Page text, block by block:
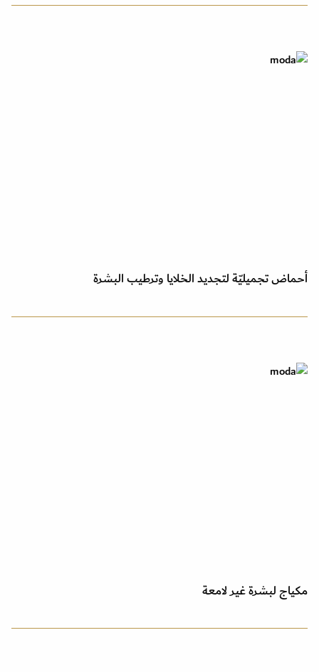
أحماض تجميليّة لتجديد الخلايا وترطيب البشرة
مكياج لبشرة غير لامعة